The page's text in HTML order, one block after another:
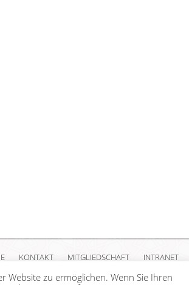
KONTAKT MITGLIEDSCHAFT INTRANET
Millî Görüş e.V. |Impressum |Datenschutzerklärung
Website zu ermöglichen. Wenn Sie Ihren